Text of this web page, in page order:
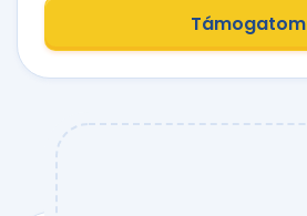
Támogatom